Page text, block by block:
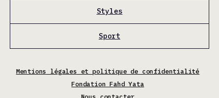
Styles
Sport
Mentions légales et politique de confidentialité
Fondation Fahd Yata